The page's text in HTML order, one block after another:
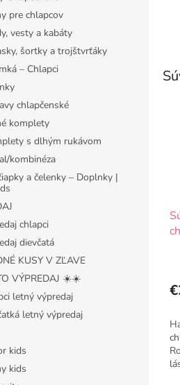
pre chlapcov
vesty a kabáty
šortky a trojštvrťáky
– Chlapci
chlapčenské
komplety
s dlhým rukávom
kombinéza
a čelenky – Doplnky |
chlapci
dievčatá
KUSY V ZĽAVE
VÝPREDAJ ☀️☀️
letný výpredaj
letný výpredaj
kids
kids